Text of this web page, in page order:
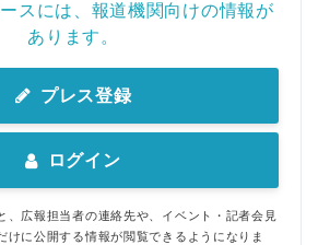
スには、報道機関向けの情報が
あります。
プレス登録
ログイン
、広報担当者の連絡先や、イベント・記者会見
けに公開する情報が閲覧できるようになりま